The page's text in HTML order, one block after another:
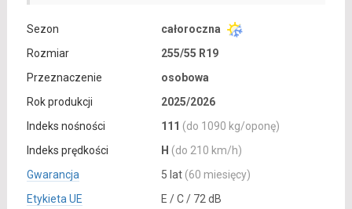
Sezon
całoroczna
Rozmiar
255/55 R19
Przeznaczenie
osobowa
Rok produkcji
2025/2026
Indeks nośności
111 (do 1090 kg/oponę)
Indeks prędkości
H (do 210 km/h)
Gwarancja
5 lat (60 miesięcy)
Etykieta UE
E / C / 72 dB